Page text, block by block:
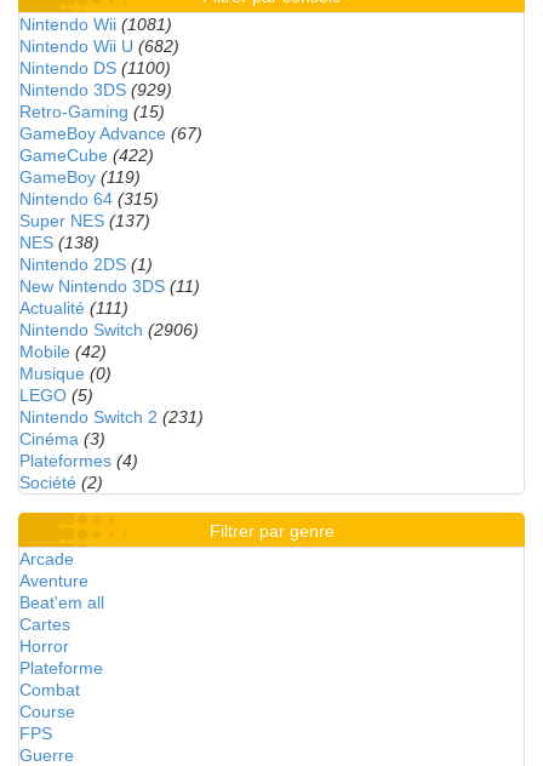
Nintendo Wii (1081)
Nintendo Wii U (682)
Nintendo DS (1100)
Nintendo 3DS (929)
Retro-Gaming (15)
GameBoy Advance (67)
GameCube (422)
GameBoy (119)
Nintendo 64 (315)
Super NES (137)
NES (138)
Nintendo 2DS (1)
New Nintendo 3DS (11)
Actualité (111)
Nintendo Switch (2906)
Mobile (42)
Musique (0)
LEGO (5)
Nintendo Switch 2 (231)
Cinéma (3)
Plateformes (4)
Société (2)
Filtrer par genre
Arcade
Aventure
Beat'em all
Cartes
Horror
Plateforme
Combat
Course
FPS
Guerre